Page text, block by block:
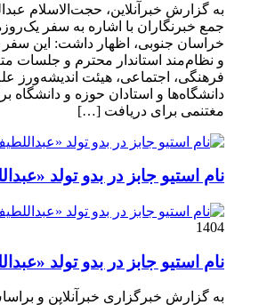
به گزارش خبرآنلاین، حجت‌الاسلام
جمع خبرنگاران با اشاره به سفر
خراسان جنوبی، اظهار داشت: این سفر
و نظام‌مند استاندار محترم و جلسات
فرهنگی، اجتماعی، هیئت اندیشه‌ورز
دانشگاه‌ها و استادان حوزه و
مغتنمی برای دریافت […]
نام استیو جابز در بدو تولد
1404
نام استیو جابز در بدو تولد
به گزارش خبرگزاری خبرآنلاین و